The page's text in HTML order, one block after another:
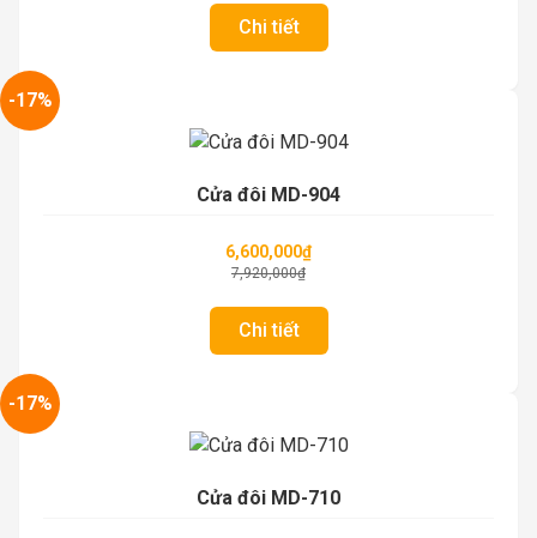
Chi tiết
-17%
Cửa đôi MD-904
6,600,000₫
7,920,000₫
Chi tiết
-17%
Cửa đôi MD-710